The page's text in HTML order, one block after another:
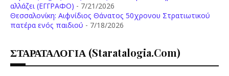
αλλάζει (ΕΓΓΡΑΦΟ) - 7/21/2026
Θεσσαλονίκη: Αιφνίδιος Θάνατος 50χρονου Στρατιωτικού
πατέρα ενός παιδιού - 7/18/2026
ΣΤΑΡΑΤΑΛΟΓΙΑ (staratalogia.com)